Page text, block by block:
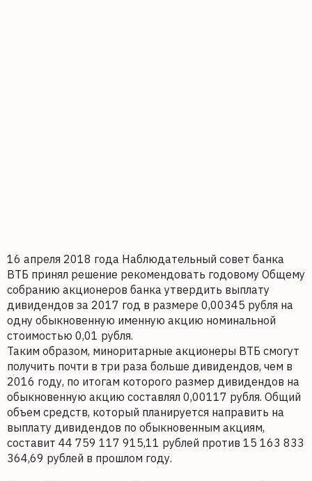
16 апреля 2018 года Наблюдательный совет банка
ВТБ принял решение рекомендовать годовому Общему
собранию акционеров банка утвердить выплату
дивидендов за 2017 год в размере 0,00345 рубля на
одну обыкновенную именную акцию номинальной
стоимостью 0,01 рубля.
Таким образом, миноритарные акционеры ВТБ смогут
получить почти в три раза больше дивидендов, чем в
2016 году, по итогам которого размер дивидендов на
обыкновенную акцию составлял 0,00117 рубля. Общий
объем средств, который планируется направить на
выплату дивидендов по обыкновенным акциям,
составит 44 759 117 915,11 рублей против 15 163 833
364,69 рублей в прошлом году.